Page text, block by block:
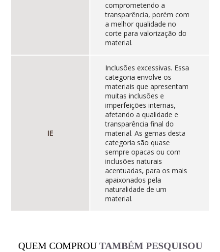
comprometendo a
transparência, porém com
a melhor qualidade no
corte para valorização do
material.
IE
Inclusões excessivas. Essa
categoria envolve os
materiais que apresentam
muitas inclusões e
imperfeições internas,
afetando a qualidade e
transparência final do
material. As gemas desta
categoria são quase
sempre opacas ou com
inclusões naturais
acentuadas, para os mais
apaixonados pela
naturalidade de um
material.
QUEM COMPROU TAMBÉM PESQUISOU